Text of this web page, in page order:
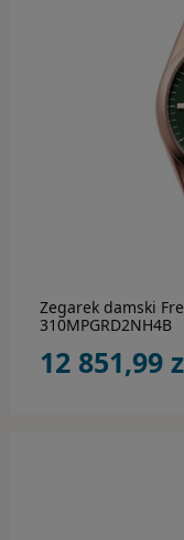
Zegarek damski
310MPGRD2NH4B
12 851,99